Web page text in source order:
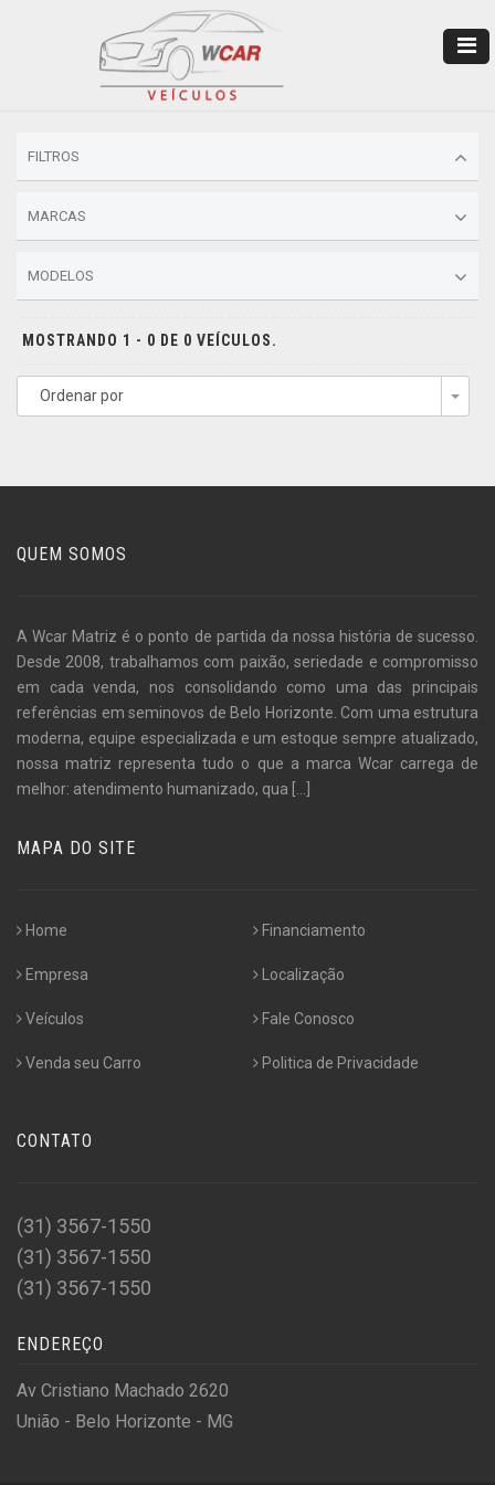
FILTROS
MARCAS
MODELOS
MOSTRANDO 1 - 0 DE 0 VEÍCULOS.
Ordenar por
QUEM SOMOS
A Wcar Matriz é o ponto de partida da nossa história de sucesso.
Desde 2008, trabalhamos com paixão, seriedade e compromisso
em cada venda, nos consolidando como uma das principais
referências em seminovos de Belo Horizonte. Com uma estrutura
moderna, equipe especializada e um estoque sempre atualizado,
nossa matriz representa tudo o que a marca Wcar carrega de
melhor: atendimento humanizado, qua
MAPA DO SITE
Home
Empresa
Veículos
Venda seu Carro
Financiamento
Localização
Fale Conosco
Politica de Privacidade
CONTATO
(31) 3567-1550
(31) 3567-1550
(31) 3567-1550
ENDEREÇO
Av Cristiano Machado 2620
União - Belo Horizonte - MG